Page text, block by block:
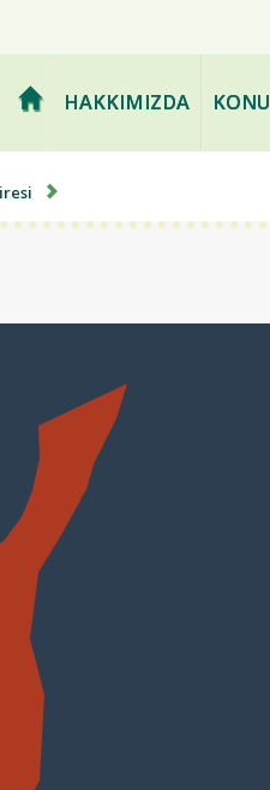
ve
HAKKIMIZDA